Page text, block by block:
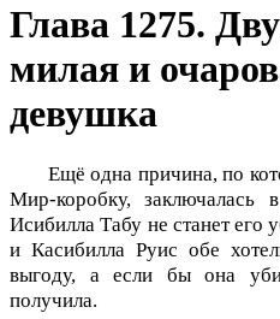
Глава 1275.
милая и
девушка
Ещё одна причина, по
Мир-коробку,
Исибилла Табу не станет его
и Касибилла Руис обе
выгоду, а если бы она
получила.